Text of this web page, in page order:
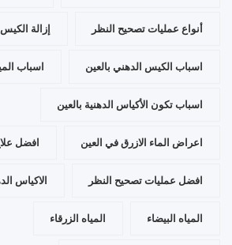
أنواع عمليات تصحيح النظر إزالة الكيس
اسباب الكيس الدهني بالعين اسباب
اسباب تكون الأكياس الدهنية بالعين
اعراض الماء الازرق في العين افضل
افضل عمليات تصحيح النظر الاكياس
المياه البيضاء المياه الزرقاء